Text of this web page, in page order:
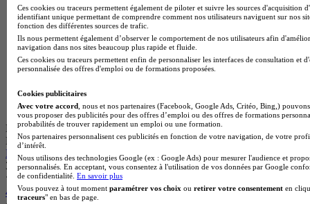
École partenaire
ESGCI - Paris
Bachelor 2 - Marketing et Commerce
3.7
46 avis
Ces cookies ou traceurs permettent également de piloter et suivre les sources d'acquisition
identifiant unique permettant de comprendre comment nos utilisateurs naviguent sur nos
fonction des différentes sources de trafic.
Ils nous permettent également d’observer le comportement de nos utilisateurs afin
navigation dans nos sites beaucoup plus rapide et fluide.
Ces cookies ou traceurs permettent enfin de personnaliser les interfaces de consultation et
personnalisée des offres d'emploi ou de formations proposées.
Cookies publicitaires
Avec votre accord , nous et nos partenaires (Facebook, Google Ads, Critéo, Bing,)
vous proposer des publicités pour des offres d’emploi ou des offres de formations
probabilités de trouver rapidement un emploi ou une formation.
Nos partenaires personnalisent ces publicités en fonction de votre navigation, de votre
d’intérêt.
Nous utilisons des technologies Google (ex : Google Ads) pour mesurer l'audience et
personnalisés. En acceptant, vous consentez à l'utilisation de vos données par Google
de confidentialité. En savoir plus
Vous pouvez à tout moment paramétrer vos choix ou retirer votre consentement en
traceurs" en bas de page.